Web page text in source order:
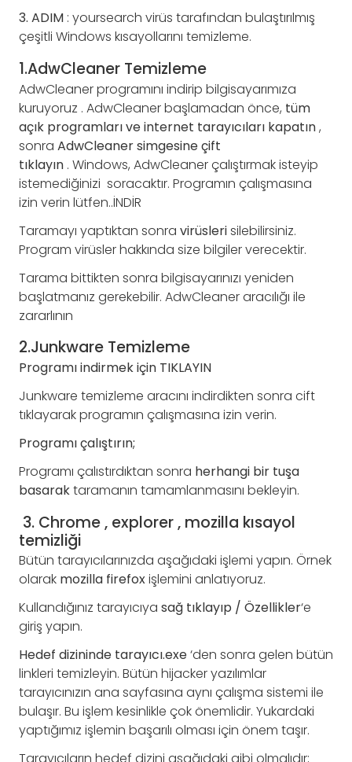
3. ADIM : yoursearch virüs tarafından bulaştırılmış
çeşitli Windows kısayollarını temizleme.
1.AdwCleaner Temizleme
AdwCleaner programını indirip bilgisayarımıza
kuruyoruz . AdwCleaner başlamadan önce, tüm
açık programları ve internet tarayıcıları kapatın,
sonra AdwCleaner simgesine çift
tıklayın . Windows, AdwCleaner çalıştırmak isteyip
istemediğinizi soracaktır. Programın çalışmasına
izin verin lütfen..İNDİR
Taramayı yaptıktan sonra virüslerisilebilirsiniz.
Program virüsler hakkında size bilgiler verecektir.
Tarama bittikten sonra bilgisayarınızı yeniden
başlatmanız gerekebilir. AdwCleaner aracılığı ile
zararlının
2.Junkware Temizleme
Programı indirmek için TIKLAYIN
Junkware temizleme aracını indirdikten sonra cift
tıklayarak programın çalışmasına izin verin.
Programı çalıştırın;
Programı çalıstırdıktan sonra herhangi bir tuşa
basaraktaramanın tamamlanmasını bekleyin.
3. Chrome , explorer , mozilla kısayol
temizliği
Bütün tarayıcılarınızda aşağıdaki işlemi yapın. Örnek
olarak mozilla firefoxişlemini anlatıyoruz.
Kullandığınız tarayıcıya sağ tıklayıp / Özellikler‘e
giriş yapın.
Hedef dizininde tarayıcı.exe‘den sonra gelen bütün
linkleri temizleyin. Bütün hijacker yazılımlar
tarayıcınızın ana sayfasına aynı çalışma sistemi ile
bulaşır. Bu işlem kesinlikle çok önemlidir. Yukardaki
yaptığımız işlemin başarılı olması için önem taşır.